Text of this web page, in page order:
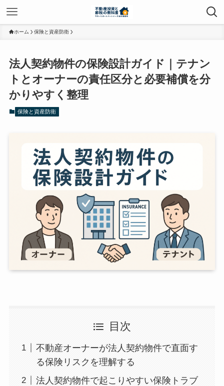
ホーム 保険と資産防衛
法人契約物件の保険設計ガイド｜テナン
トとオーナーの責任区分と必要補償を分
かりやすく整理
保険と資産防衛
目次
不動産オーナーが法人契約物件で直面す
る保険リスクを理解する
法人契約物件で起こりやすい保険トラブ